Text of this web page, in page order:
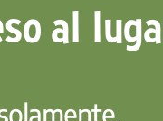
al